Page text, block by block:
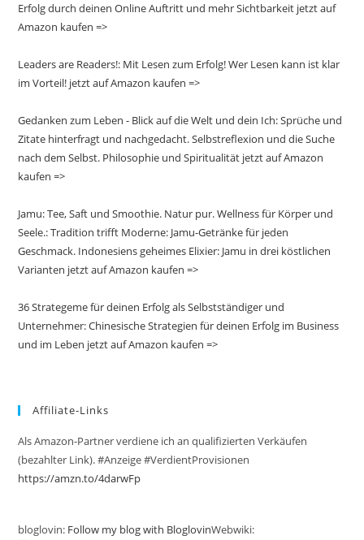
Erfolg durch deinen Online Auftritt und mehr Sichtbarkeit jetzt auf
Amazon kaufen =>
Leaders are Readers!: Mit Lesen zum Erfolg! Wer Lesen kann ist klar
im Vorteil! jetzt auf Amazon kaufen =>
Gedanken zum Leben - Blick auf die Welt und dein Ich: Sprüche und
Zitate hinterfragt und nachgedacht. Selbstreflexion und die Suche
nach dem Selbst. Philosophie und Spiritualität jetzt auf Amazon
kaufen =>
Jamu: Tee, Saft und Smoothie. Natur pur. Wellness für Körper und
Seele.: Tradition trifft Moderne: Jamu-Getränke für jeden
Geschmack. Indonesiens geheimes Elixier: Jamu in drei köstlichen
Varianten jetzt auf Amazon kaufen =>
36 Strategeme für deinen Erfolg als Selbstständiger und
Unternehmer: Chinesische Strategien für deinen Erfolg im Business
und im Leben jetzt auf Amazon kaufen =>
Affiliate-Links
Als Amazon-Partner verdiene ich an qualifizierten Verkäufen
(bezahlter Link). #Anzeige #VerdientProvisionen
https://amzn.to/4darwFp
bloglovin: Follow my blog with BloglovinWebwiki: